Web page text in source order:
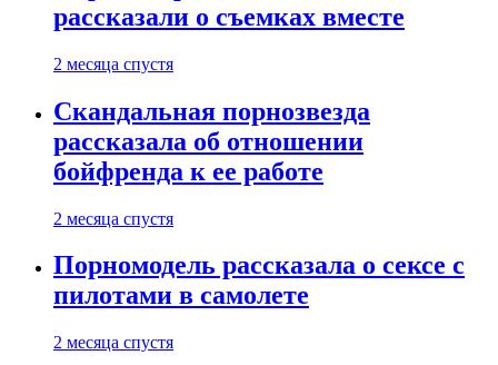
рассказали о съемках вместе
2 месяца спустя
Скандальная порнозвезда
рассказала об отношении
бойфренда к ее работе
2 месяца спустя
Порномодель рассказала о сексе с
пилотами в самолете
2 месяца спустя